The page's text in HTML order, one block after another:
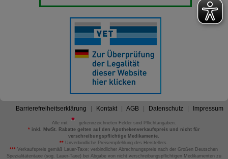
Barrierefreiheitserklärung Kontakt AGB Datenschutz Impressum
Alle mit
gekennzeichneten Felder sind Pflichtangaben.
*inkl. MwSt. Rabatte gelten auf den Apothekenverkaufspreis und nicht für
verschreibungspflichtige Medikamente.
** Unverbindliche Preisempfehlung des Herstellers.
*** Verkaufspreis gemäß Lauer-Taxe; verbindlicher Abrechnungspreis nach der Großen Deutschen
Spezialitätentaxe (sog. Lauer-Taxe) bei Abgabe von nicht verschreibungspflichtigen Medikamenten zu